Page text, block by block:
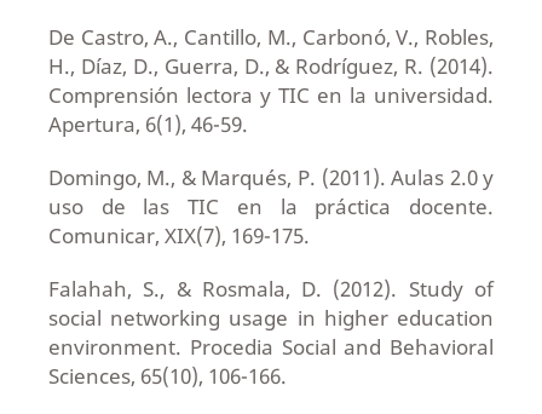
De Castro, A., Cantillo, M., Carbonó, V., Robles,
H., Díaz, D., Guerra, D., & Rodríguez, R. (2014).
Comprensión lectora y TIC en la universidad.
Apertura, 6(1), 46-59.
Domingo, M., & Marqués, P. (2011). Aulas 2.0 y
uso de las TIC en la práctica docente.
Comunicar, XIX(7), 169-175.
Falahah, S., & Rosmala, D. (2012). Study of
social networking usage in higher education
environment. Procedia Social and Behavioral
Sciences, 65(10), 106-166.